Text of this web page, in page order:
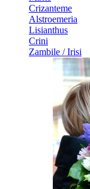
Crizanteme
Alstroemeria
Lisianthus
Crini
Zambile / Irisi